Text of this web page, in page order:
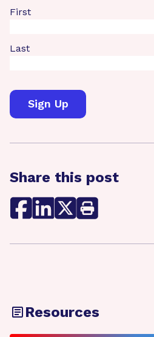
First
Last
Share this post
Resources